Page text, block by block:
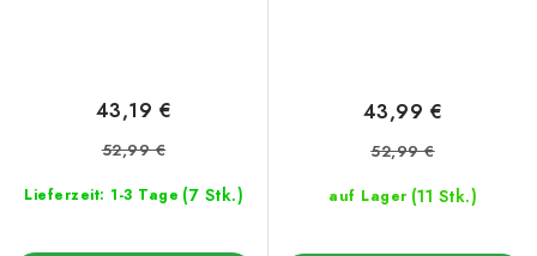
Lieferzeit: 1-3 Tage (7 Stk.)
43,19 €
52,99 €
auf Lager (11 Stk.)
43,99 €
52,99 €